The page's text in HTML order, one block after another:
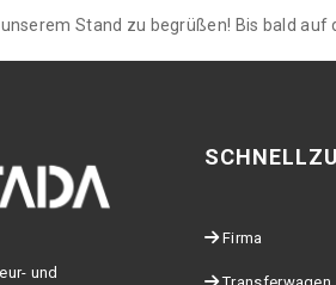
Stand zu begrüßen! Bis bald auf
und
Firma